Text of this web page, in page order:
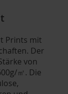
Prints mit
Der
von
㎡. Die